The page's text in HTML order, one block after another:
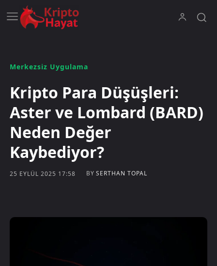
Merkezsiz Uygulama
Kripto Para Düşüşleri:
Aster ve Lombard (BARD)
Neden Değer
Kaybediyor?
25 EYLÜL 2025 17:58 BY SERTHAN TOPAL